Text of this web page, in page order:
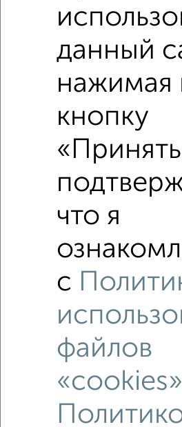
Сравнение средних цен
Средняя цена район
Это предложение
Средняя цена по городу
Похожие предложения
данный
нажимая
кнопку
что я
с
файлов
«cookies»